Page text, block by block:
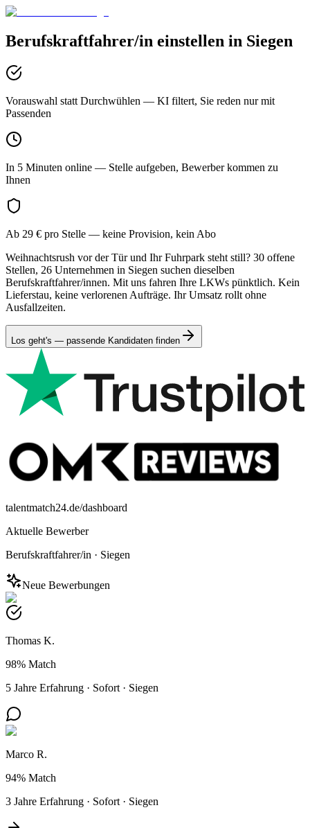
Berufskraftfahrer/in einstellen in Siegen
Vorauswahl statt Durchwühlen — KI filtert, Sie reden nur mit
Passenden
In 5 Minuten online — Stelle aufgeben, Bewerber kommen zu
Ihnen
Ab 29 € pro Stelle — keine Provision, kein Abo
Weihnachtsrush vor der Tür und Ihr Fuhrpark steht still? 30 offene
Stellen, 26 Unternehmen in Siegen suchen dieselben
Berufskraftfahrer/innen. Mit uns fahren Ihre LKWs pünktlich. Kein
Lieferstau, keine verlorenen Aufträge. Ihr Umsatz rollt ohne
Ausfallzeiten.
Los geht's — passende Kandidaten finden
talentmatch24.de/dashboard
Aktuelle Bewerber
Berufskraftfahrer/in · Siegen
Neue Bewerbungen
Thomas K.
98% Match
5 Jahre Erfahrung · Sofort · Siegen
Marco R.
94% Match
3 Jahre Erfahrung · Sofort · Siegen